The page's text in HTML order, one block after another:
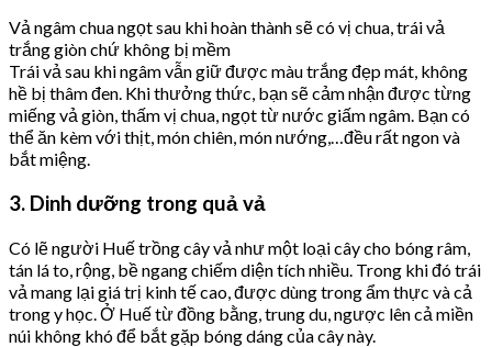
Vả ngâm chua ngọt sau khi hoàn thành sẽ có vị chua, trái vả
trắng giòn chứ không bị mềm
Trái vả sau khi ngâm vẫn giữ được màu trắng đẹp mát, không
hề bị thâm đen. Khi thưởng thức, bạn sẽ cảm nhận được từng
miếng vả giòn, thấm vị chua, ngọt từ nước giấm ngâm. Bạn có
thể ăn kèm với thịt, món chiên, món nướng,…đều rất ngon và
bắt miệng.
3. Dinh dưỡng trong quả vả
Có lẽ người Huế trồng cây vả như một loại cây cho bóng râm,
tán lá to, rộng, bề ngang chiếm diện tích nhiều. Trong khi đó trái
vả mang lại giá trị kinh tế cao, được dùng trong ẩm thực và cả
trong y học. Ở Huế từ đồng bằng, trung du, ngược lên cả miền
núi không khó để bắt gặp bóng dáng của cây này.